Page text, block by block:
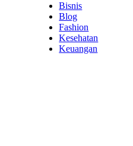
Bisnis
Blog
Fashion
Kesehatan
Keuangan